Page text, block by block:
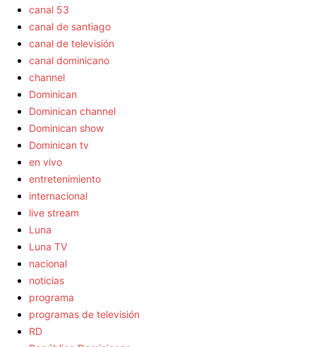
canal 53
canal de santiago
canal de televisión
canal dominicano
channel
Dominican
Dominican channel
Dominican show
Dominican tv
en vivo
entretenimiento
internacional
live stream
Luna
Luna TV
nacional
noticias
programa
programas de televisión
RD